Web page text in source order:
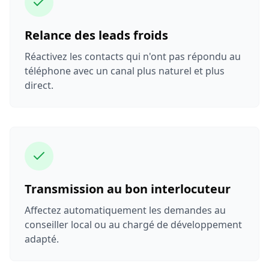
Relance des leads froids
Réactivez les contacts qui n'ont pas répondu au
téléphone avec un canal plus naturel et plus
direct.
Transmission au bon interlocuteur
Affectez automatiquement les demandes au
conseiller local ou au chargé de développement
adapté.